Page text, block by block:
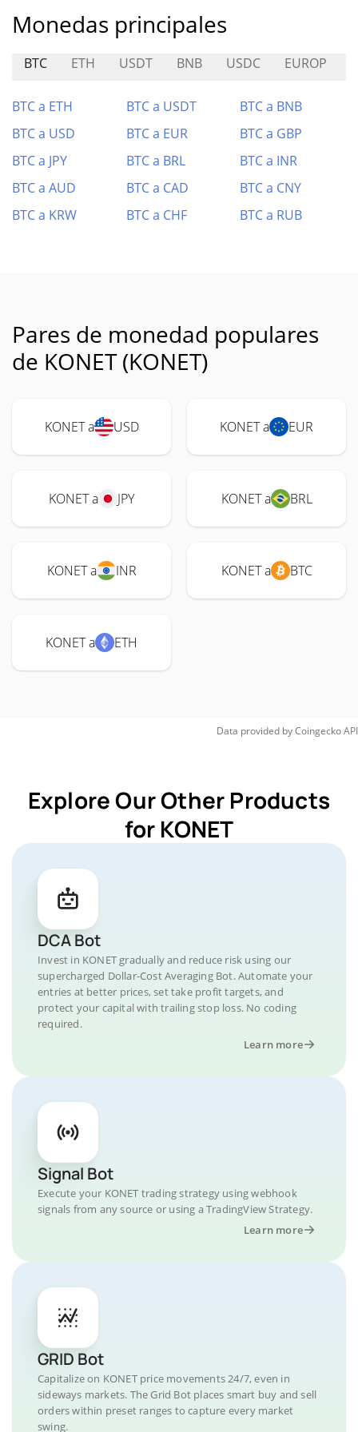
Monedas principales
BTC ETH USDT BNB USDC EUROP
BTC a ETH BTC a USDT
BTC a BNB
BTC a USD
BTC a EUR
BTC a GBP
BTC a JPY
BTC a BRL
BTC a INR
BTC a AUD
BTC a CAD
BTC a CNY
BTC a KRW
BTC a CHF BTC a RUB
Pares de monedad populares
de KONET (KONET)
KONET a USD KONET a EUR
KONET a JPY KONET a BRL
KONET a INR KONET a BTC
KONET a ETH
Data provided byCoingeckoAPI
Explore Our Other Products
for KONET
DCA Bot
Invest in KONET gradually and reduce risk using our
supercharged Dollar-Cost Averaging Bot. Automate your
entries at better prices, set take profit targets, and
protect your capital with trailing stop loss. No coding
required.
Learn more
Signal Bot
Execute your KONET trading strategy using webhook
signals from any source or using a TradingView Strategy.
Learn more
GRID Bot
Capitalize on KONET price movements 24/7, even in
sideways markets. The Grid Bot places smart buy and sell
orders within preset ranges to capture every market
swing.